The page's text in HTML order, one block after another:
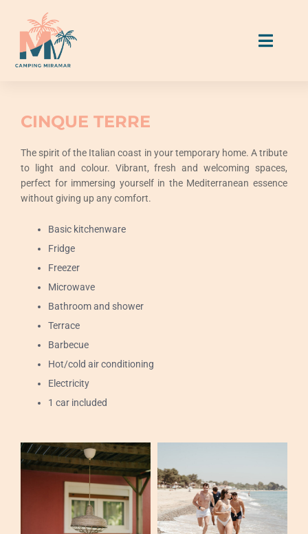
content
Toggle
Eat & Drink
Activities & Services
Miramar Guide
Events
CINQUE TERRE
The spirit of the Italian coast in your temporary home. A tribute
to light and colour. Vibrant, fresh and welcoming spaces,
perfect for immersing yourself in the Mediterranean essence
without giving up any comfort.
Basic kitchenware
Fridge
Freezer
Microwave
Bathroom and shower
Terrace
Barbecue
Hot/cold air conditioning
Electricity
1 car included